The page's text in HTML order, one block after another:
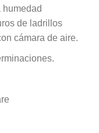
humedad
de ladrillos
cámara de aire.